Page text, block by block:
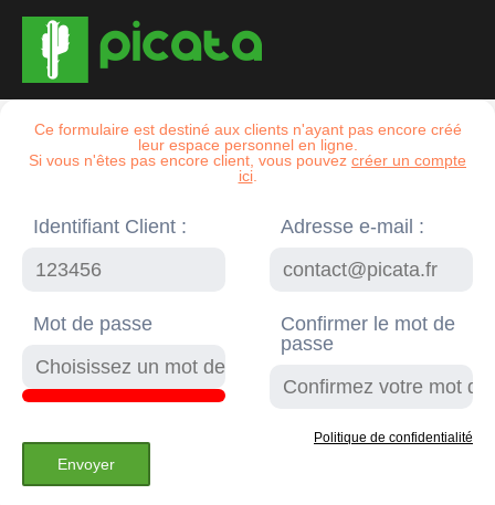
Ce formulaire est destiné aux clients n'ayant pas encore créé
leur espace personnel en ligne.
Si vous n'êtes pas encore client, vous pouvez créer un compte
ici.
Identifiant Client : Adresse e-mail :
Mot de passe
Confirmer le mot de
passe
Envoyer
Politique de confidentialité